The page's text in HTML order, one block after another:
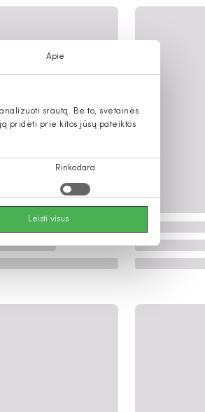
Apie
srautą. Be to, svetainės
pridėti prie kitos jūsų pateiktos
Rinkodara
Leisti visus